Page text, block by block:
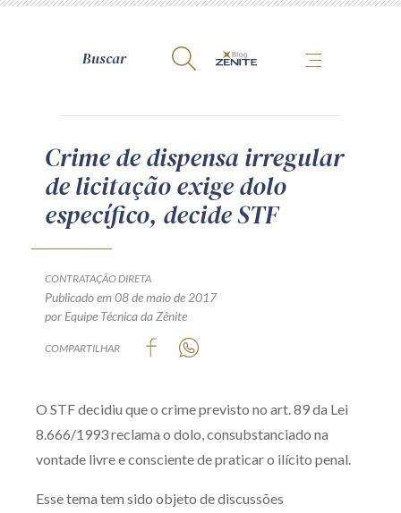
A Zênite
Como publicar conosco
Site da Zênite
Política de Privacidade
Guia de Direitos dos Titulares de Dados
Encarregado (contato)
Produtos e serviços
Zênite Fácil IA
Zênite Play
Crime de dispensa irregular
de licitação exige dolo
específico, decide STF
CONTRATAÇÃO DIRETA
Publicado em 08 de maio de 2017
por Equipe Técnica da Zênite
COMPARTILHAR
O STF decidiu que o crime previsto no art. 89 da Lei
8.666/1993 reclama o dolo, consubstanciado na
vontade livre e consciente de praticar o ilícito penal.
Esse tema tem sido objeto de discussões